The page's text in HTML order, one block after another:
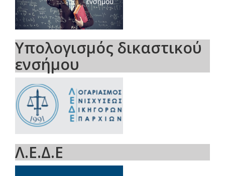
Υπολογισμός δικαστικού
ενσήμου
Λ.Ε.Δ.Ε